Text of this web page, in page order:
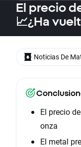
El precio
📈¿Ha
El precio
onza
El metal
Noticias De